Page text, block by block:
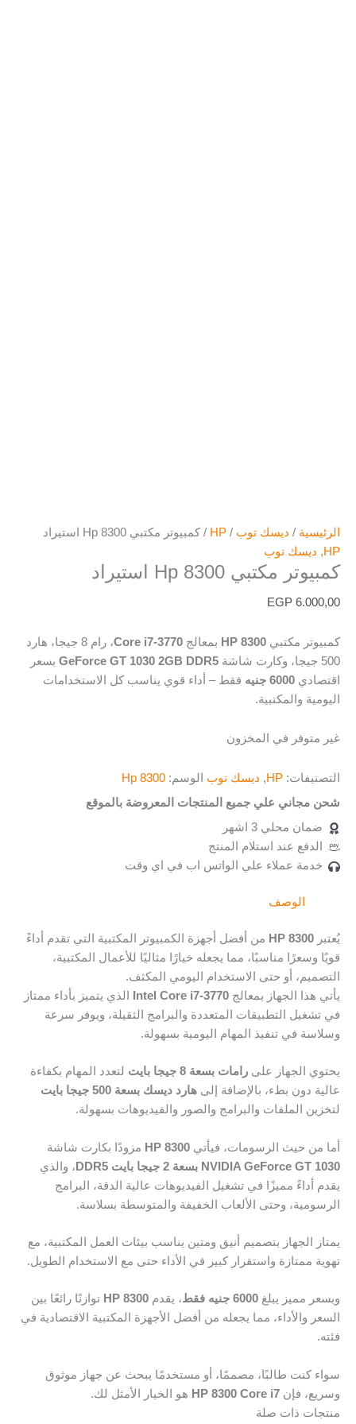
الرئيسية / ديسك توب /
HP / كمبيوتر مكتبي Hp 8300 استيراد
HP
, ديسك توب
كمبيوتر مكتبي Hp 8300 استيراد
EGP 6.000,00
كمبيوتر مكتبي HP 8300 بمعالج Core i7-3770
، رام 8 جيجا، هارد
500 جيجا، وكارت شاشة
GeForce GT 1030 2GB DDR5 بسعر
اقتصادي 6000 جنيه
فقط – أداء قوي يناسب كل الاستخدامات
اليومية والمكتبية.
غير متوفر في المخزون
التصنيفات: HP
, ديسك توب الوسم: Hp 8300
شحن مجاني علي جميع المنتجات المعروضة بالموقع
ضمان محلي 3 اشهر
الدفع عند استلام المنتج
خدمة عملاء علي الواتس اب في اي وقت
الوصف
يُعتبر HP 8300 من أفضل أجهزة الكمبيوتر المكتبية التي تقدم أداءً
قويًا وسعرًا مناسبًا، مما يجعله خيارًا مثاليًا للأعمال المكتبية،
التصميم، أو حتى الاستخدام اليومي المكثف.
يأتي هذا الجهاز بمعالج Intel Core i7-3770
الذي يتميز بأداء ممتاز
في تشغيل التطبيقات المتعددة والبرامج الثقيلة، ويوفر سرعة
وسلاسة في تنفيذ المهام اليومية بسهولة.
يحتوي الجهاز على رامات بسعة 8 جيجا بايت
لتعدد المهام بكفاءة
عالية دون بطء، بالإضافة إلى هارد ديسك بسعة 500 جيجا بايت
لتخزين الملفات والبرامج والصور والفيديوهات بسهولة.
أما من حيث الرسومات، فيأتي HP 8300 مزودًا بكارت شاشة
NVIDIA GeForce GT 1030 بسعة 2 جيجا بايت DDR5
، والذي
يقدم أداءً مميزًا في تشغيل الفيديوهات عالية الدقة، البرامج
الرسومية، وحتى الألعاب الخفيفة والمتوسطة بسلاسة.
يمتاز الجهاز بتصميم أنيق ومتين يناسب بيئات العمل المكتبية، مع
تهوية ممتازة واستقرار كبير في الأداء حتى مع الاستخدام الطويل.
وبسعر مميز يبلغ 6000 جنيه فقط ، يقدم HP 8300 توازنًا رائعًا بين
السعر والأداء، مما يجعله من أفضل الأجهزة المكتبية الاقتصادية في
فئته.
سواء كنت طالبًا، مصممًا، أو مستخدمًا يبحث عن جهاز موثوق
وسريع، فإن HP 8300 Core i7 هو الخيار الأمثل لك.
منتجات ذات صلة